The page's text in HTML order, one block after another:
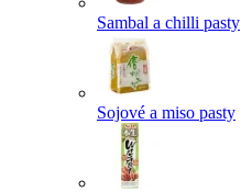
Sambal a chilli pasty
Sojové a miso pasty